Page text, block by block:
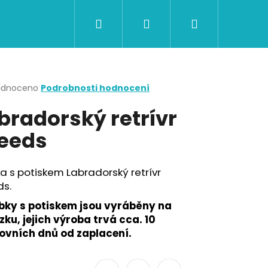
CERTIFIKÁTY A POUKAZY BAZAR
Přihlášení
Podrobnosti hodnocení
retrívr
s potiskem Labradorský retrívr
s potiskem jsou vyráběny na
jejich výroba trvá cca. 10
dnů od zaplacení.